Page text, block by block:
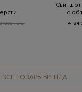
900 РУБ.
с
4
ВСЕ ТОВАРЫ БРЕНДА